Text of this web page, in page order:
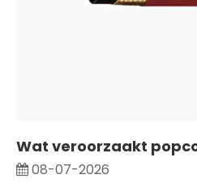
08-07-2026